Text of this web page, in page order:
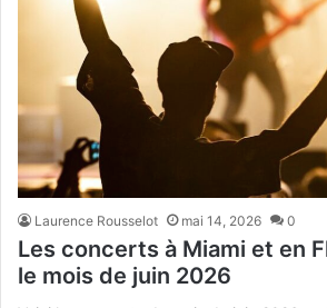
Laurence Rousselot mai 14, 2026 0
Les concerts à Miami et en
le mois de juin 2026